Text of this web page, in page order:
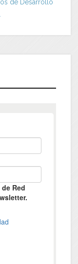
de Desarrollo